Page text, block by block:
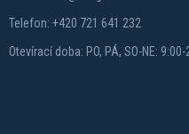
Telefon: +420 721 641 232
Otevírací doba: PO, PÁ, SO-NE: